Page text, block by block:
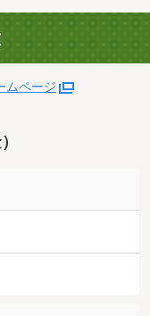
ムページ